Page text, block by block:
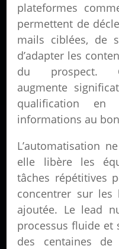
plateformes
permettent de
mails ciblées, de
d’adapter les
du prospect.
augmente
qualification en
informations au
L’automatisation
elle libère les
tâches répétitives
concentrer sur
ajoutée. Le lead
processus fluide et
des centaines de